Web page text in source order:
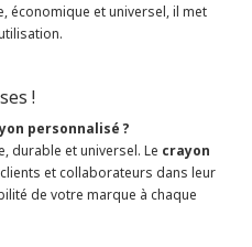
économique et universel, il met
!
personnalisé ?
durable et universel. Le crayon
et collaborateurs dans leur
de votre marque à chaque